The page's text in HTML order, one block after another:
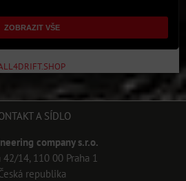
ZOBRAZIT VŠE
A SÍDLO
company s.r.o.
42/14, 110 00 Praha 1
republika